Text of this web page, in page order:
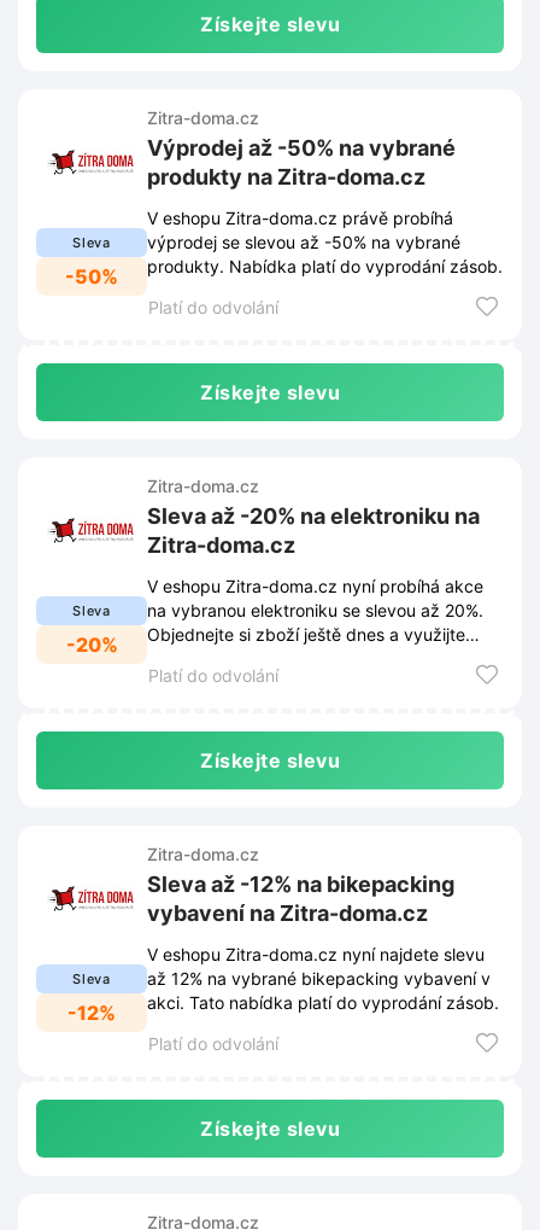
Získejte slevu
Sleva
-50%
Zitra-doma.cz
Výprodej až -50% na vybrané
produkty na Zitra-doma.cz
V eshopu Zitra-doma.cz právě probíhá
výprodej se slevou až -50% na vybrané
produkty. Nabídka platí do vyprodání zásob.
Platí do odvolání
Získejte slevu
Sleva
-20%
Zitra-doma.cz
Sleva až -20% na elektroniku na
Zitra-doma.cz
V eshopu Zitra-doma.cz nyní probíhá akce
na vybranou elektroniku se slevou až 20%.
Objednejte si zboží ještě dnes a využijte
Platí do odvolání
Získejte slevu
Sleva
-12%
Zitra-doma.cz
Sleva až -12% na bikepacking
vybavení na Zitra-doma.cz
V eshopu Zitra-doma.cz nyní najdete slevu
až 12% na vybrané bikepacking vybavení v
akci. Tato nabídka platí do vyprodání zásob.
Platí do odvolání
Získejte slevu
Zitra-doma.cz